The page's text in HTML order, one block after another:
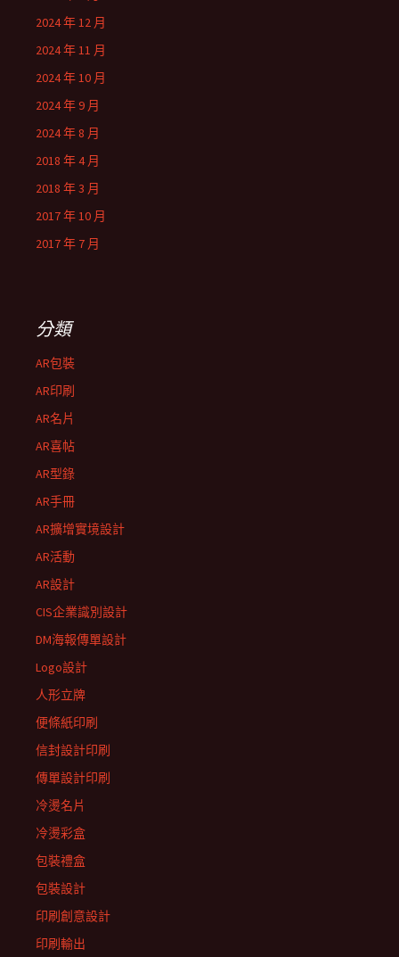
2024 年 12 月
2024 年 11 月
2024 年 10 月
2024 年 9 月
2024 年 8 月
2018 年 4 月
2018 年 3 月
2017 年 10 月
2017 年 7 月
分類
AR包裝
AR印刷
AR名片
AR喜帖
AR型錄
AR手冊
AR擴增實境設計
AR活動
AR設計
CIS企業識別設計
DM海報傳單設計
Logo設計
人形立牌
便條紙印刷
信封設計印刷
傳單設計印刷
冷燙名片
冷燙彩盒
包裝禮盒
包裝設計
印刷創意設計
印刷輸出